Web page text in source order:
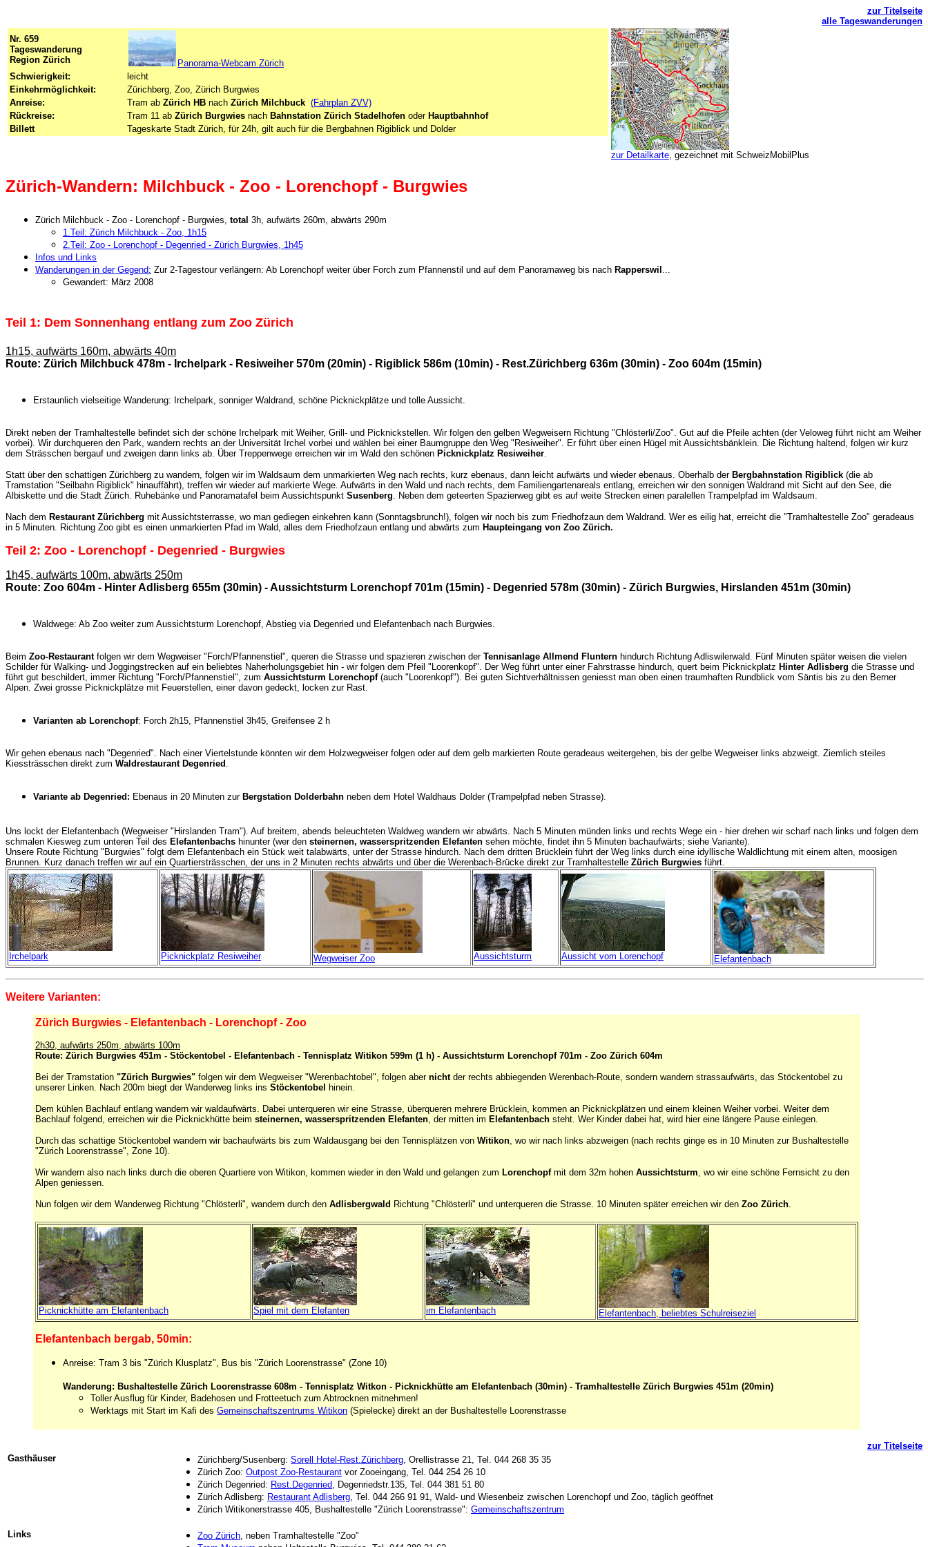
zur Titelseite
alle Tageswanderungen
Nr. 659
Tageswanderung
Region Zürich
Panorama-Webcam Zürich
Schwierigkeit:
leicht
Einkehrmöglichkeit:
Zürichberg, Zoo, Zürich Burgwies
Anreise:
Tram ab Zürich HB nach Zürich Milchbuck (Fahrplan ZVV)
Rückreise:
Tram 11 ab Zürich Burgwies nach Bahnstation Zürich Stadelhofen oderHauptbahnhof
Billett
Tageskarte Stadt Zürich, für 24h, gilt auch für die Bergbahnen Rigiblick und Dolder
zur Detailkarte, gezeichnet mit SchweizMobilPlus
Zürich-Wandern: Milchbuck - Zoo - Lorenchopf - Burgwies
Zürich Milchbuck - Zoo - Lorenchopf - Burgwies, total 3h, aufwärts 260m, abwärts 290m
1.Teil: Zürich Milchbuck - Zoo, 1h15
2.Teil: Zoo - Lorenchopf - Degenried - Zürich Burgwies, 1h45
Infos und Links
Wanderungen in der Gegend: Zur 2-Tagestour verlängern: Ab Lorenchopf weiter über Forch zum Pfannenstil und auf dem Panoramaweg bis nach Rapperswil
Gewandert: März 2008
Teil 1: Dem Sonnenhang entlang zum Zoo Zürich
1h15, aufwärts 160m, abwärts 40m
Route: Zürich Milchbuck 478m - Irchelpark - Resiweiher 570m (20min) - Rigiblick 586m (10min) - Rest.Zürichberg 636m (30min) - Zoo 604m (15min)
Erstaunlich vielseitige Wanderung: Irchelpark, sonniger Waldrand, schöne Picknickplätze und tolle Aussicht.
Direkt neben der Tramhaltestelle befindet sich der schöne Irchelpark mit Weiher, Grill- und Picknickstellen. Wir folgen den gelben Wegweisern Richtung "Chlösterli/Zoo". Gut auf die Pfeile achten (der Veloweg führt nicht am Weiher
vorbei). Wir durchqueren den Park, wandern rechts an der Universität Irchel vorbei und wählen bei einer Baumgruppe den Weg "Resiweiher". Er führt über einen Hügel mit Aussichtsbänklein. Die Richtung haltend, folgen wir kurz
dem Strässchen bergauf und zweigen dann links ab. Über Treppenwege erreichen wir im Wald den schönen Picknickplatz Resiweiher
Statt über den schattigen Zürichberg zu wandern, folgen wir im Waldsaum dem unmarkierten Weg nach rechts, kurz ebenaus, dann leicht aufwärts und wieder ebenaus. Oberhalb der Bergbahnstation Rigiblick (die ab
Tramstation "Seilbahn Rigiblick" hinauffährt), treffen wir wieder auf markierte Wege. Aufwärts in den Wald und nach rechts, dem Familiengartenareals entlang, erreichen wir den sonnigen Waldrand mit Sicht auf den See, die
Albiskette und die Stadt Zürich. Ruhebänke und Panoramatafel beim Aussichtspunkt Susenberg . Neben dem geteerten Spazierweg gibt es auf weite Strecken einen paralellen Trampelpfad im Waldsaum.
Nach dem Restaurant Zürichberg mit Aussichtsterrasse, wo man gediegen einkehren kann (Sonntagsbrunch!), folgen wir noch bis zum Friedhofzaun dem Waldrand. Wer es eilig hat, erreicht die "Tramhaltestelle Zoo" geradeaus
in 5 Minuten. Richtung Zoo gibt es einen unmarkierten Pfad im Wald, alles dem Friedhofzaun entlang und abwärts zum Haupteingang von Zoo Zürich.
Teil 2: Zoo - Lorenchopf - Degenried - Burgwies
1h45, aufwärts 100m, abwärts 250m
Route: Zoo 604m - Hinter Adlisberg 655m (30min) - Aussichtsturm Lorenchopf 701m (15min) - Degenried 578m (30min) - Zürich Burgwies, Hirslanden 451m (30min)
Waldwege: Ab Zoo weiter zum Aussichtsturm Lorenchopf, Abstieg via Degenried und Elefantenbach nach Burgwies.
Beim Zoo-Restaurantfolgen wir dem Wegweiser "Forch/Pfannenstiel", queren die Strasse und spazieren zwischen der Tennisanlage Allmend Fluntern hindurch Richtung Adliswilerwald. Fünf Minuten später weisen die vielen
Schilder für Walking- und Joggingstrecken auf ein beliebtes Naherholungsgebiet hin - wir folgen dem Pfeil "Loorenkopf". Der Weg führt unter einer Fahrstrasse hindurch, quert beim Picknickplatz Hinter Adlisberg die Strasse und
führt gut beschildert, immer Richtung "Forch/Pfannenstiel", zum Aussichtsturm Lorenchopf (auch "Loorenkopf"). Bei guten Sichtverhältnissen geniesst man oben einen traumhaften Rundblick vom Säntis bis zu den Berner
Alpen. Zwei grosse Picknickplätze mit Feuerstellen, einer davon gedeckt, locken zur Rast.
Varianten ab Lorenchopf: Forch 2h15, Pfannenstiel 3h45, Greifensee 2 h
Wir gehen ebenaus nach "Degenried". Nach einer Viertelstunde könnten wir dem Holzwegweiser folgen oder auf dem gelb markierten Route geradeaus weitergehen, bis der gelbe Wegweiser links abzweigt. Ziemlich steiles
Kiessträsschen direkt zum Waldrestaurant Degenried
Variante ab Degenried: Ebenaus in 20 Minuten zur Bergstation Dolderbahn neben dem Hotel Waldhaus Dolder (Trampelpfad neben Strasse).
Uns lockt der Elefantenbach (Wegweiser "Hirslanden Tram"). Auf breitem, abends beleuchteten Waldweg wandern wir abwärts. Nach 5 Minuten münden links und rechts Wege ein - hier drehen wir scharf nach links und folgen dem
schmalen Kiesweg zum unteren Teil des Elefantenbachs hinunter (wer den steinernen, wasserspritzenden Elefanten sehen möchte, findet ihn 5 Minuten bachaufwärts; siehe Variante).
Unsere Route Richtung "Burgwies" folgt dem Elefantenbach ein Stück weit talabwärts, unter der Strasse hindurch. Nach dem dritten Brücklein führt der Weg links durch eine idyllische Waldlichtung mit einem alten, moosigen
Brunnen. Kurz danach treffen wir auf ein Quartiersträsschen, der uns in 2 Minuten rechts abwärts und über die Werenbach-Brücke direkt zur Tramhaltestelle Zürich Burgwies führt.
Irchelpark Picknickplatz Resiweiher Wegweiser Zoo Aussichtsturm Aussicht vom Lorenchopf Elefantenbach
Weitere Varianten:
Zürich Burgwies - Elefantenbach - Lorenchopf - Zoo
2h30, aufwärts 250m, abwärts 100m
Route: Zürich Burgwies 451m - Stöckentobel - Elefantenbach - Tennisplatz Witikon 599m (1 h) - Aussichtsturm Lorenchopf 701m - Zoo Zürich 604m
Bei der Tramstation "Zürich Burgwies" folgen wir dem Wegweiser "Werenbachtobel", folgen aber nicht der rechts abbiegenden Werenbach-Route, sondern wandern strassaufwärts, das Stöckentobel zu
unserer Linken. Nach 200m biegt der Wanderweg links ins Stöckentobel hinein.
Dem kühlen Bachlauf entlang wandern wir waldaufwärts. Dabei unterqueren wir eine Strasse, überqueren mehrere Brücklein, kommen an Picknickplätzen und einem kleinen Weiher vorbei. Weiter dem
Bachlauf folgend, erreichen wir die Picknickhütte beim steinernen, wasserspritzenden Elefanten , der mitten im Elefantenbach steht. Wer Kinder dabei hat, wird hier eine längere Pause einlegen.
Durch das schattige Stöckentobel wandern wir bachaufwärts bis zum Waldausgang bei den Tennisplätzen von Witikon , wo wir nach links abzweigen (nach rechts ginge es in 10 Minuten zur Bushaltestelle
"Zürich Loorenstrasse", Zone 10).
Wir wandern also nach links durch die oberen Quartiere von Witikon, kommen wieder in den Wald und gelangen zum Lorenchopfmit dem 32m hohen Aussichtsturm , wo wir eine schöne Fernsicht zu den
Alpen geniessen.
Nun folgen wir dem Wanderweg Richtung "Chlösterli", wandern durch den Adlisbergwald Richtung "Chlösterli" und unterqueren die Strasse. 10 Minuten später erreichen wir den Zoo Zürich
Picknickhütte am Elefantenbach Spiel mit dem Elefanten im Elefantenbach Elefantenbach, beliebtes Schulreiseziel
Elefantenbach bergab, 50min:
Anreise: Tram 3 bis "Zürich Klusplatz", Bus bis "Zürich Loorenstrasse" (Zone 10)
Wanderung: Bushaltestelle Zürich Loorenstrasse 608m - Tennisplatz Witkon - Picknickhütte am Elefantenbach (30min) - Tramhaltestelle Zürich Burgwies 451m (20min)
Toller Ausflug für Kinder, Badehosen und Frotteetuch zum Abtrocknen mitnehmen!
Werktags mit Start im Kafi des Gemeinschaftszentrums Witikon (Spielecke) direkt an der Bushaltestelle Loorenstrasse
zur Titelseite
Gasthäuser
Zürichberg/Susenberg: Sorell Hotel-Rest.Zürichberg , Orellistrasse 21, Tel. 044 268 35 35
Zürich Zoo: Outpost Zoo-Restaurant vor Zooeingang, Tel. 044 254 26 10
Zürich Degenried: Rest.Degenried , Degenriedstr.135, Tel. 044 381 51 80
Zürich Adlisberg: Restaurant Adlisberg , Tel. 044 266 91 91, Wald- und Wiesenbeiz zwischen Lorenchopf und Zoo, täglich geöffnet
Zürich Witikonerstrasse 405, Bushaltestelle "Zürich Loorenstrasse": Gemeinschaftszentrum
Links Zoo Zürich , neben Tramhaltestelle "Zoo"